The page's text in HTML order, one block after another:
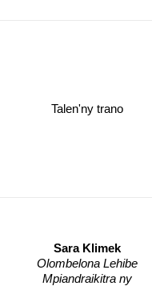
Talen'ny trano
Sara Klimek
Olombelona Lehibe
Mpiandraikitra ny